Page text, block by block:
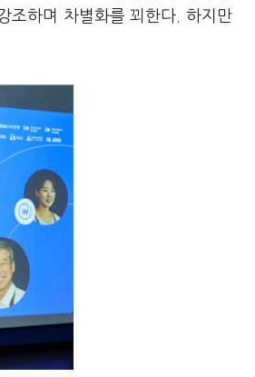
조하며 차별화를 꾀한다. 하지만